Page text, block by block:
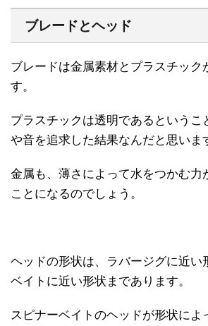
ブレードとヘッド
ブレードは金属素材とプラスチック
す。
プラスチックは透明であるというこ
や音を追求した結果なんだと思いま
金属も、薄さによって水をつかむ力
ことになるのでしょう。
ヘッドの形状は、ラバージグに近い
ベイトに近い形状まであります。
スピナーベイトのヘッドが形状によ